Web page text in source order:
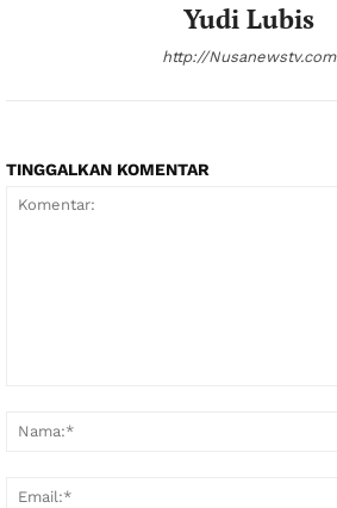
Yudi Lubis
http://Nusanewstv.com
TINGGALKAN KOMENTAR